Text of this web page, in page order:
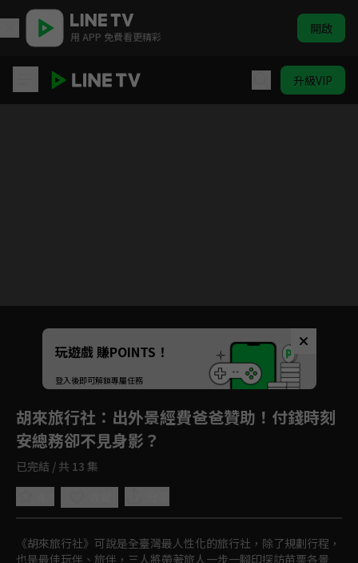
用 APP 免費看更精彩 開啟
升級VIP
Unmute
玩遊戲 賺POINTS！
登入後即可解鎖專屬任務
胡來旅行社 ：出外景經費爸爸贊助！付錢時刻
安總務卻不見身影？
已完結 / 共 13 集
《胡來旅行社》可說是全臺灣最人性化的旅行社，除了規劃行程，
也是最佳玩伴、旅伴，三人將帶著旅人一步一腳印探訪苗栗各景